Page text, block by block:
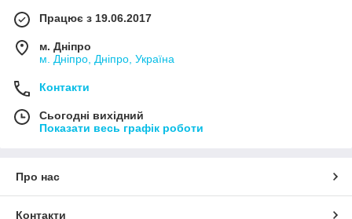
Працює з 19.06.2017
м. Дніпро
м. Дніпро, Дніпро, Україна
Контакти
Сьогодні вихідний
Показати весь графік роботи
Про нас
Контакти